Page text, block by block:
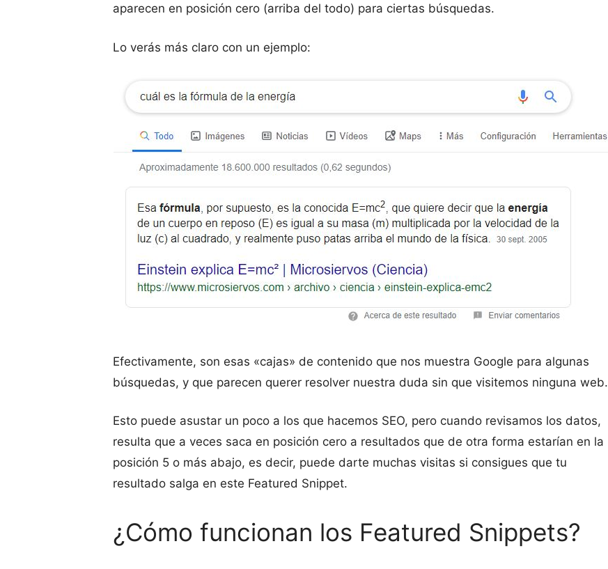
aparecen en posición cero (arriba del todo) para ciertas búsquedas.
Lo verás más claro con un ejemplo:
Efectivamente, son esas «cajas» de contenido que nos muestra Google para algunas
búsquedas, y que parecen querer resolver nuestra duda sin que visitemos ninguna web.
Esto puede asustar un poco a los que hacemos SEO, pero cuando revisamos los datos,
resulta que a veces saca en posición cero a resultados que de otra forma estarían en la
posición 5 o más abajo, es decir, puede darte muchas visitas si consigues que tu
resultado salga en este Featured Snippet.
¿Cómo funcionan los Featured Snippets?